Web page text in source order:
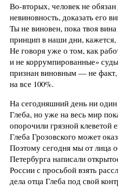
Во-вторых, человек не
невиновность, доказать его
Ты не виновен, пока твоя
принцип в наши дни,
Не говоря уже о том, как
и не коррумпированные»
признан виновным — не факт,
на все 100%.
На сегодняшний день ни один
Глеба, но уже на весь мир
опорочили грязной клеветой
Глеба Грозовского может
Поэтому сегодня мы от лица
Петербурга написали
России с просьбой взять
дела отца Глеба под свой